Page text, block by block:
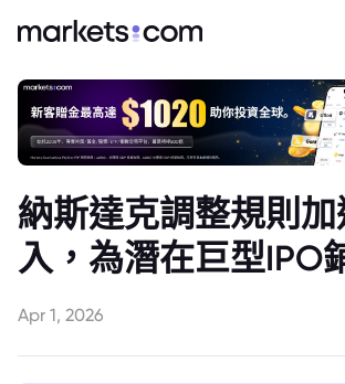
納斯達克調整規則
入，為潛在巨型IPO
Apr 1, 2026